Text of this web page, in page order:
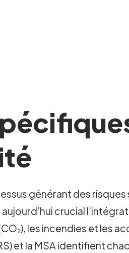
générant des
crucial
les incendies et les
et la MSA identifient